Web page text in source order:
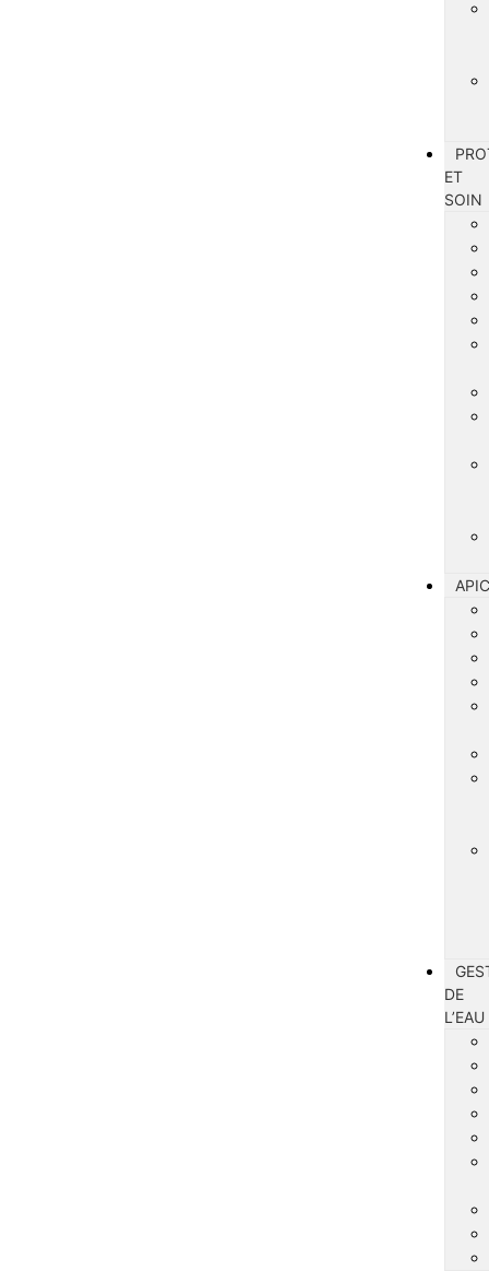
ET
SOIN
DE
L’EAU